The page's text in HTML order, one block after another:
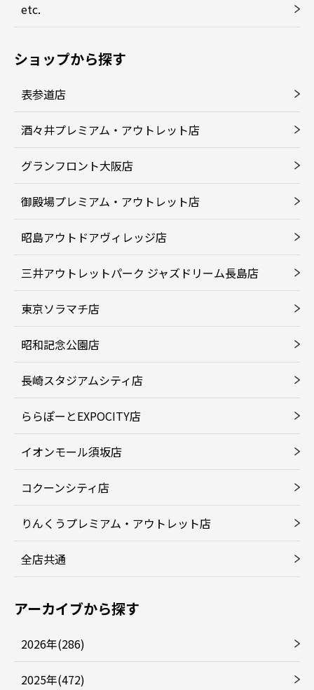
etc.
ショップから探す
表参道店
酒々井プレミアム・アウトレット店
グランフロント大阪店
御殿場プレミアム・アウトレット店
昭島アウトドアヴィレッジ店
三井アウトレットパーク ジャズドリーム長島店
東京ソラマチ店
昭和記念公園店
長崎スタジアムシティ店
ららぽーとEXPOCITY店
イオンモール須坂店
コクーンシティ店
りんくうプレミアム・アウトレット店
全店共通
アーカイブから探す
2026年(286)
2025年(472)